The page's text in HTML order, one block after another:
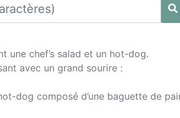
une chef’s salad et un hot-dog.
avec un grand sourire :
dog composé d’une baguette de